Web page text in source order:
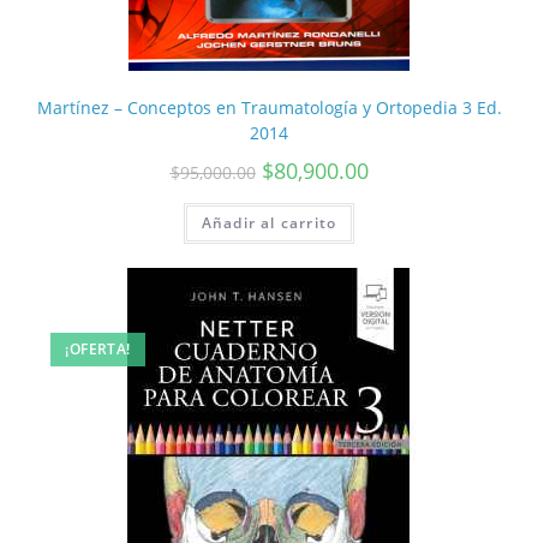
Martínez – Conceptos en Traumatología y Ortopedia 3 Ed.
2014
$95,000.00 $80,900.00
Añadir al carrito
¡OFERTA!